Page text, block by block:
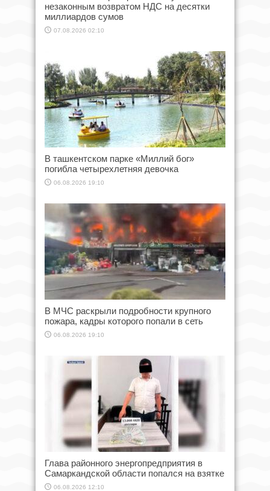
незаконным возвратом НДС на десятки
миллиардов сумов
07.08.2026 02:10
В ташкентском парке «Миллий бог»
погибла четырехлетняя девочка
06.08.2026 19:10
В МЧС раскрыли подробности крупного
пожара, кадры которого попали в сеть
06.08.2026 19:10
Глава районного энергопредприятия в
Самаркандской области попался на взятке
06.08.2026 12:10